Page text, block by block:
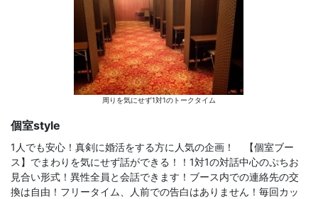
周りを気にせず1対1のトークタイム
個室style
1人でも安心！真剣に婚活をする方に人気の企画！ 【個室ブー
ス】でまわりを気にせず話ができる！！1対1の対話中心のぷちお
見合い形式！異性全員と会話できます！ブース内での連絡先の交
換は自由！フリータイム、人前での告白はありません！毎回カッ